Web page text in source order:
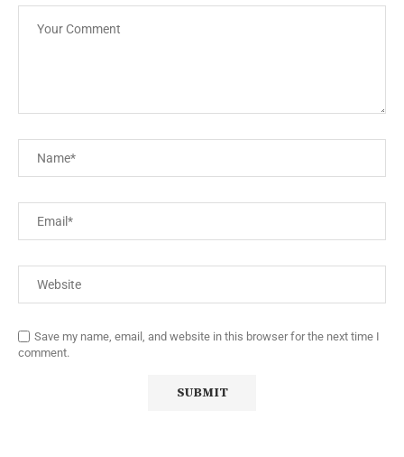
Save my name, email, and website in this browser for the next time I
comment.